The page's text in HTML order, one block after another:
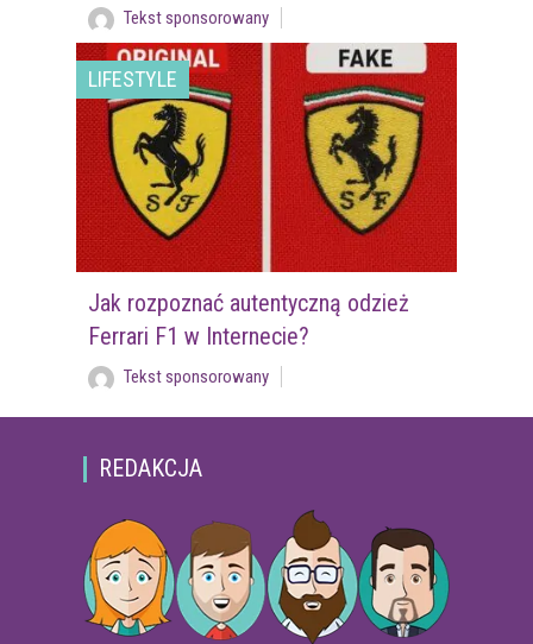
Tekst sponsorowany
LIFESTYLE
Jak rozpoznać autentyczną odzież
Ferrari F1 w Internecie?
Tekst sponsorowany
REDAKCJA